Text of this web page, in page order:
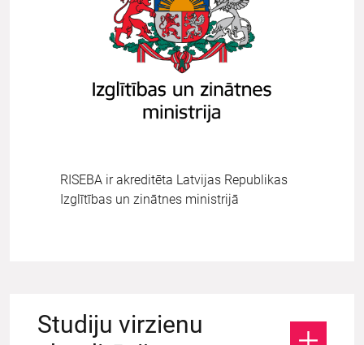
RISEBA ir akreditēta Latvijas Republikas
Izglītības un zinātnes ministrijā
Studiju virzienu